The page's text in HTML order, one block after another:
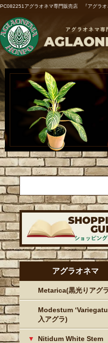
PC082251アグラオネマ専門販売店 『アグラオ
アグラオネマ
Metarica(黒光りアグ
Modestum
入アグラ)
Nitidum White Stem